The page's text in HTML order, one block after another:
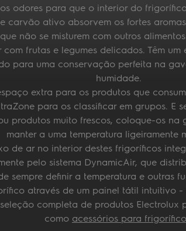
odores para que o interior do
carvão ativo absorvem os fortes
não se misturem com outros
com frutas e legumes delicados. Têm um
para uma conservação perfeita na
humidade.
extra para os produtos que
para os classificar em grupos. E
produtos muito frescos, coloque-os na
manter a uma temperatura ligeiramente
de ar no interior destes frigoríficos
pelo sistema DynamicAir, que
sempre definir a temperatura e outras
através de um painel tátil intuitivo -
completa de produtos Electrolux
como acessórios para